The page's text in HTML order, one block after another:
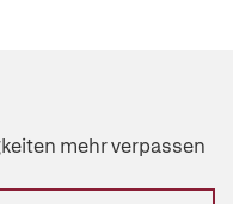
mehr verpassen